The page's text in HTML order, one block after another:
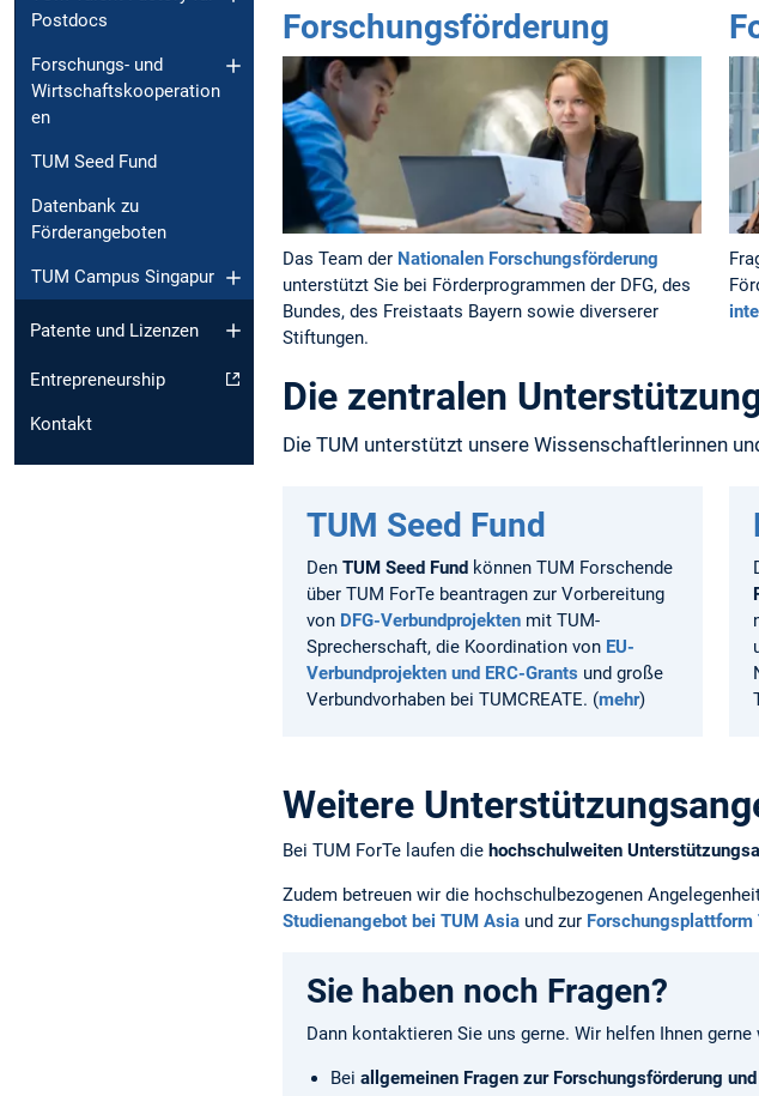
Postdocs
Forschungs- und
Wirtschaftskooperation
en
TUM Seed Fund
Datenbank zu
Förderangeboten
TUM Campus Singapur
Patente und Lizenzen
Entrepreneurship
Kontakt
Forschungsförderung
Das Team der Nationalen Forschungsförderung
unterstützt Sie bei Förderprogrammen der DFG, des
Bundes, des Freistaats Bayern sowie diverserer
Stiftungen.
Die zentralen
Die TUM unterstützt unsere Wissenschaftlerinnen
TUM Seed Fund
Den TUM Seed Fund können TUM Forschende
über TUM ForTe beantragen zur Vorbereitung
von DFG-Verbundprojekten mit TUM-
Sprecherschaft, die Koordination von EU-
Verbundprojekten und ERC-Grants und große
Verbundvorhaben bei TUMCREATE. (mehr)
Weitere
Bei TUM ForTe laufen die hochschulweiten
Zudem betreuen wir die hochschulbezogenen
Studienangebot bei TUM Asia und zur Forschungsplattform
Sie haben noch Fragen?
Dann kontaktieren Sie uns gerne. Wir helfen Ihnen gerne
Bei allgemeinen Fragen zur Forschungsförderung